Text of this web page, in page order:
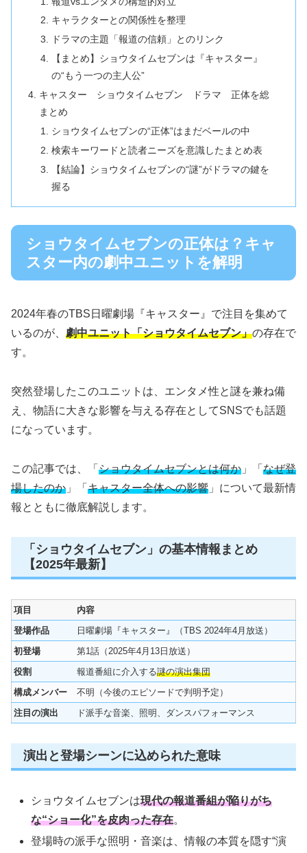
キャラクターとの関係性を整理
ドラマの主題「報道の信頼」とのリンク
【まとめ】ショウタイムセブンは『キャスター』
の“もう一つの主人公”
キャスター ショウタイムセブン ドラマ 正体を総
まとめ
ショウタイムセブンの“正体”はまだベールの中
検索キーワードと読者ニーズを意識したまとめ表
【結論】ショウタイムセブンの“謎”がドラマの鍵を
握る
ショウタイムセブンの正体は？キャ
スター内の劇中ユニットを解明
2024年春のTBS日曜劇場『キャスター』で注目を集めて
いるのが、 劇中ユニット「ショウタイムセブン」の存在で
す。
突然登場したこのユニットは、エンタメ性と謎を兼ね備
え、物語に大きな影響を与える存在としてSNSでも話題
になっています。
この記事では、「 ショウタイムセブンとは何か 」「 なぜ登
場したのか 」「 キャスター全体への影響 」について最新情
報とともに徹底解説します。
「ショウタイムセブン」の基本情報まとめ
【2025年最新】
項目
内容
登場作品
日曜劇場『キャスター』（TBS 2024年4月放送）
初登場
第1話（2025年4月13日放送）
役割
報道番組に介入する謎の演出集団
構成メンバー
不明（今後のエピソードで判明予定）
注目の演出
ド派手な音楽、照明、ダンスパフォーマンス
演出と登場シーンに込められた意味
ショウタイムセブンは現代の報道番組が陥りがち
な“ショー化”を皮肉った存在。
登場時の派手な照明・音楽は、情報の本質を隠す“演